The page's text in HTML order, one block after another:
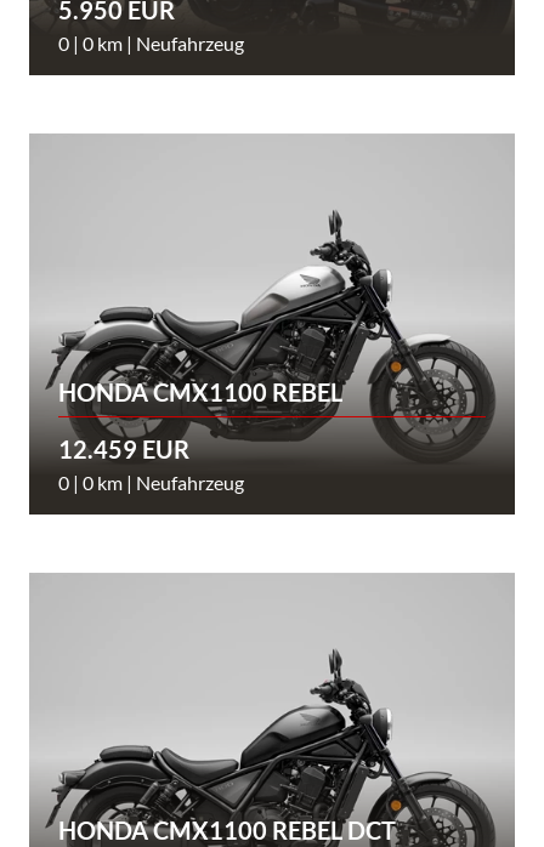
5.950 EUR
0 | 0 km | Neufahrzeug
HONDA CMX1100 REBEL
12.459 EUR
0 | 0 km | Neufahrzeug
HONDA CMX1100 REBEL DCT